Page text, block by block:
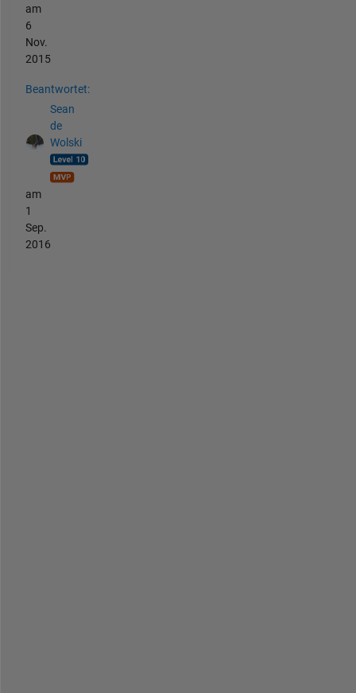
am
6
Nov.
2015
Beantwortet:
Sean
de
Wolski
am
1
Sep.
2016